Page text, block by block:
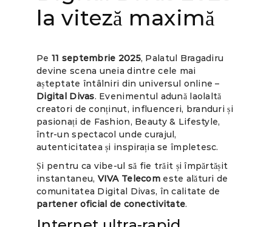
la viteză maximă
Pe 11 septembrie 2025, Palatul Bragadiru
devine scena uneia dintre cele mai
așteptate întâlniri din universul online –
Digital Divas. Evenimentul adună laolaltă
creatori de conținut, influenceri, branduri și
pasionați de Fashion, Beauty & Lifestyle,
într-un spectacol unde curajul,
autenticitatea și inspirația se împletesc.
Și pentru ca vibe-ul să fie trăit și împărtășit
instantaneu, VIVA Telecom este alături de
comunitatea Digital Divas, în calitate de
partener oficial de conectivitate.